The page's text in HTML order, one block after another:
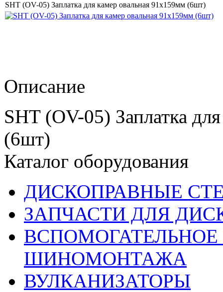
SHT (OV-05) Заплатка для камер овальная 91х159мм (6шт)
Описание
SHT (OV-05) Заплатка
(6шт)
Каталог оборудования
ДИСКОПРАВНЫЕ
ЗАПЧАСТИ ДЛЯ
ШИНОМОНТАЖА
ВУЛКАНИЗАТОРЫ